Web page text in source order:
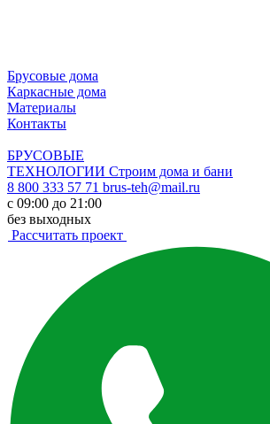
Брусовые дома
Каркасные дома
Материалы
Контакты
БРУСОВЫЕ
ТЕХНОЛОГИИ Строим дома и бани
8 800 333 57 71 brus-teh@mail.ru
с 09:00 до 21:00
без выходных
Рассчитать проект